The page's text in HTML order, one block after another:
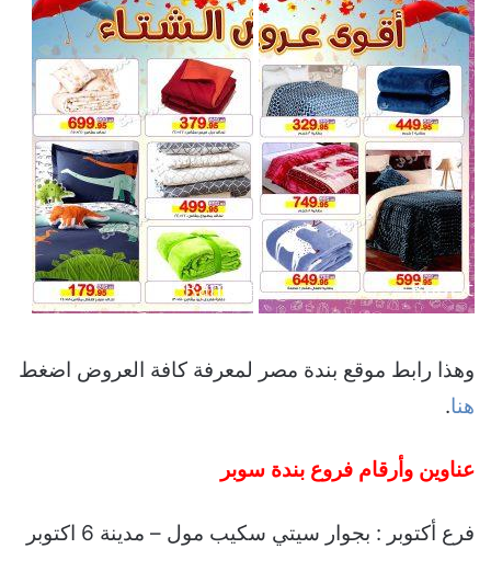
وهذا رابط موقع بندة مصر لمعرفة كافة العروض اضغط
هنا.
عناوين وأرقام فروع بندة سوبر
فرع أكتوبر : بجوار سيتي سكيب مول – مدينة 6 اكتوبر